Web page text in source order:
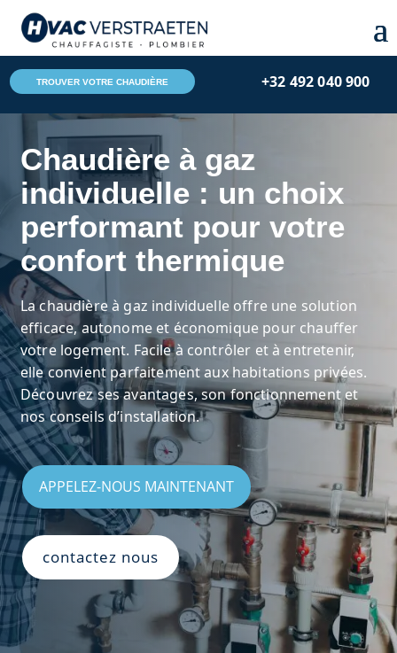
TROUVER VOTRE CHAUDIÈRE +32 492 040 900
Chaudière à gaz
individuelle : un choix
performant pour votre
confort thermique
La chaudière à gaz individuelle offre une solution
efficace, autonome et économique pour chauffer
votre logement. Facile à contrôler et à entretenir,
elle convient parfaitement aux habitations privées.
Découvrez ses avantages, son fonctionnement et
nos conseils d’installation.
APPELEZ-NOUS MAINTENANT
contactez nous